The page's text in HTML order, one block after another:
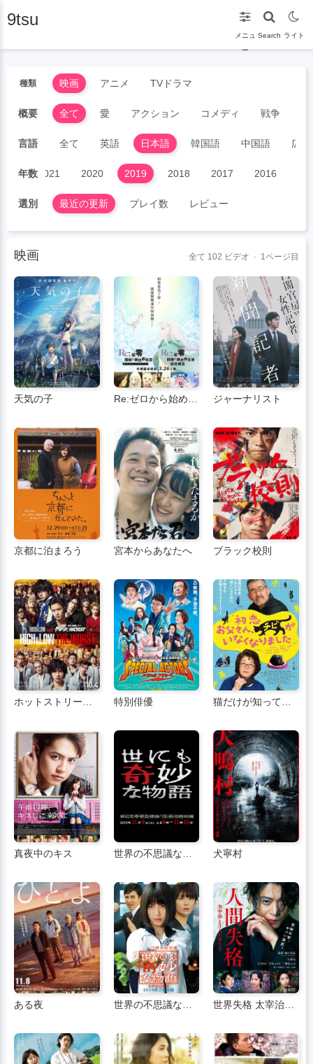
9tsu
メニュ
ー
Search ライト
種類 映画 アニメ TVドラマ
概要 全て 愛 アクション コメディ 戦争
言語 全て 英語 日本語 韓国語 中国語 広東
年数 2021 2020 2019 2018 2017 2016
選別 最近の更新 プレイ数 レビュー
映画 全て 102 ビデオ · 1ページ目
天気の子 Re:ゼロから始める異世界生活 凍てついた絆 ジャーナリスト
京都に泊まろう 宮本からあなたへ ブラック校則
ホットストリート映画版 悪の王 特別俳優 猫だけが知っている
真夜中のキス 犬寧村
ある夜 世界の不思議な物語2019 雨の特別編 世界失格 太宰治と三人の女たち